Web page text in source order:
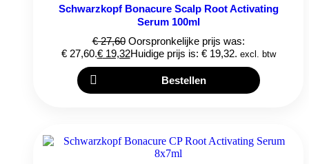
Schwarzkopf Bonacure Scalp Root Activating
Serum 100ml
€27,60 Oorspronkelijke prijs was:
€ 27,60.€19,32Huidige prijs is: € 19,32. excl. btw
Bestellen